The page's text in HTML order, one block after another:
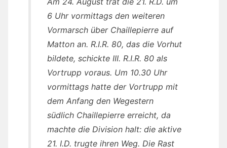
6 Uhr vormittags den weiteren
Vormarsch über Chaillepierre auf
Matton an. R.I.R. 80, das die Vorhut
bildete, schickte III. R.I.R. 80 als
Vortrupp voraus. Um 10.30 Uhr
vormittags hatte der Vortrupp mit
dem Anfang den Wegestern
südlich Chaillepierre erreicht, da
machte die Division halt: die aktive
21. I.D. trugte ihren Weg. Die Rast